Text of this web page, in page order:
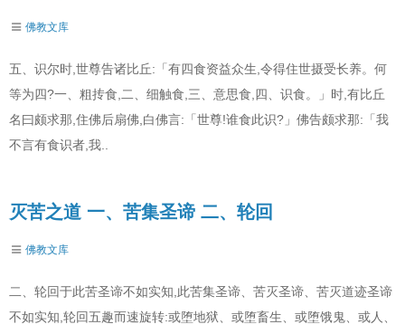
佛教文库
五、识尔时,世尊告诸比丘:「有四食资益众生,令得住世摄受长养。何
等为四?一、粗抟食,二、细触食,三、意思食,四、识食。」时,有比丘
名曰颇求那,住佛后扇佛,白佛言:「世尊!谁食此识?」佛告颇求那:「我
不言有食识者,我..
灭苦之道 一、苦集圣谛 二、轮回
佛教文库
二、轮回于此苦圣谛不如实知,此苦集圣谛、苦灭圣谛、苦灭道迹圣谛
不如实知,轮回五趣而速旋转:或堕地狱、或堕畜生、或堕饿鬼、或人、